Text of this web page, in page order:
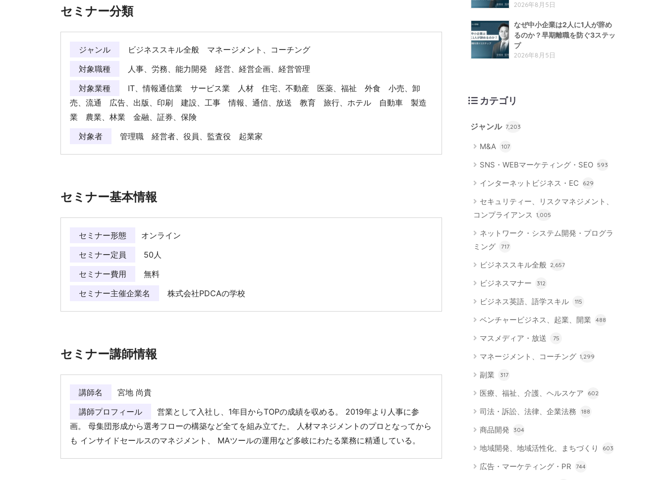
セミナー分類
ジャンル
ビジネススキル全般 マネージメント、コーチング
対象職種
人事、労務、能力開発 経営、経営企画、経営管理
対象業種
IT、情報通信業 サービス業 人材 住宅、不動産 医薬、福祉 外食 小売、卸
売、流通 広告、出版、印刷 建設、工事 情報、通信、放送 教育 旅行、ホテル 自動車 製造
業 農業、林業 金融、証券、保険
対象者
管理職 経営者、役員、監査役 起業家
セミナー基本情報
セミナー形態
オンライン
セミナー定員
50人
セミナー費用
無料
セミナー主催企業名
株式会社PDCAの学校
セミナー講師情報
講師名
宮地 尚貴
講師プロフィール
営業として入社し、1年目からTOPの成績を収める。 2019年より人事に参
画。 母集団形成から選考フローの構築など全てを組み立てた。 人材マネジメントのプロとなってから
も インサイドセールスのマネジメント、 MAツールの運用など多岐にわたる業務に精通している。
2026年8月5日
なぜ中小企業は2人に1人が辞め
るのか？早期離職を防ぐ3ステッ
プ
2026年8月5日
カテゴリ
ジャンル 7,203
M&A 107
SNS・WEBマーケティング・SEO 593
インターネットビジネス・EC 629
セキュリティー、リスクマネジメント、
コンプライアンス 1,005
ネットワーク・システム開発・プログラ
ミング
717
ビジネススキル全般 2,657
ビジネスマナー 312
ビジネス英語、語学スキル 115
ベンチャービジネス、起業、開業 488
マスメディア・放送 75
マネージメント、コーチング 1,299
副業 317
医療、福祉、介護、ヘルスケア 602
司法・訴訟、法律、企業法務 188
商品開発 304
地域開発、地域活性化、まちづくり 603
広告・マーケティング・PR 744